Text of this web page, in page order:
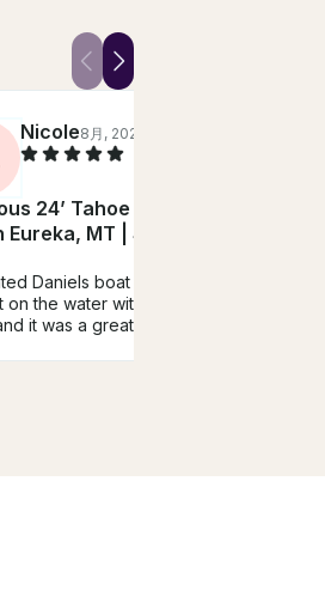
Nicole8月, 2026
24’ Tahoe Sierra
Eureka, MT | Seats
Daniels boat for a
on the water with our
it was a great day!